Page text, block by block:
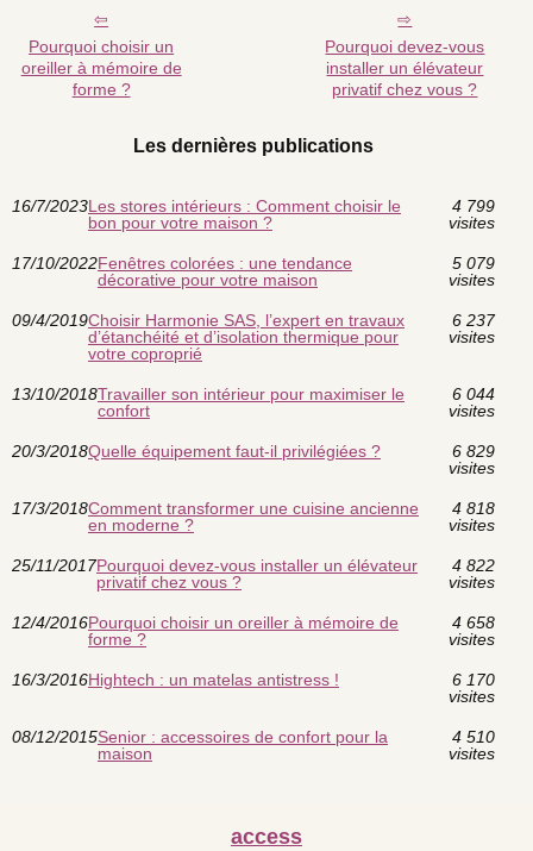
Pourquoi choisir un
oreiller à mémoire de
forme ?
Pourquoi devez-vous
installer un élévateur
privatif chez vous ?
Les dernières publications
16/7/2023Les stores intérieurs : Comment choisir le
bon pour votre maison ?
4 799
visites
17/10/2022Fenêtres colorées : une tendance
décorative pour votre maison
5 079
visites
09/4/2019Choisir Harmonie SAS, l’expert en travaux
d’étanchéité et d’isolation thermique pour
votre coproprié
6 237
visites
13/10/2018Travailler son intérieur pour maximiser le
confort
6 044
visites
20/3/2018Quelle équipement faut-il privilégiées ?
6 829
visites
17/3/2018Comment transformer une cuisine ancienne
en moderne ?
4 818
visites
25/11/2017Pourquoi devez-vous installer un élévateur
privatif chez vous ?
4 822
visites
12/4/2016Pourquoi choisir un oreiller à mémoire de
forme ?
4 658
visites
16/3/2016Hightech : un matelas antistress !
6 170
visites
08/12/2015Senior : accessoires de confort pour la
maison
4 510
visites
access